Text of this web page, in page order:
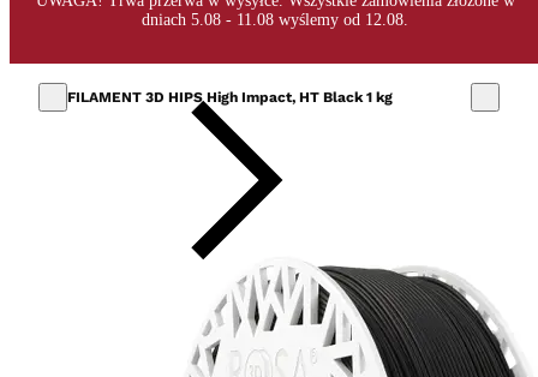
FILAMENT 3D HIPS High Impact, HT Black 1 kg